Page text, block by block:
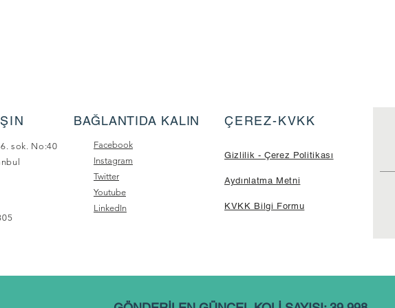
sok. No:40
BAĞLANTIDA KALIN
Facebook
Instagram
Twitter
Youtube
LinkedIn
ÇEREZ-KVKK
Gizlilik - Çerez Politikası
Aydınlatma Metni
KVKK Bilgi Formu